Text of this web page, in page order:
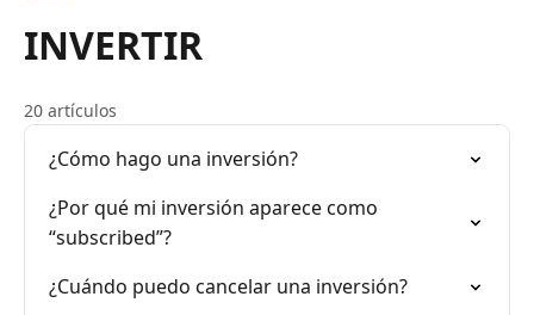
INVERTIR
20 artículos
¿Cómo hago una inversión?
¿Por qué mi inversión aparece como
“subscribed”?
¿Cuándo puedo cancelar una inversión?